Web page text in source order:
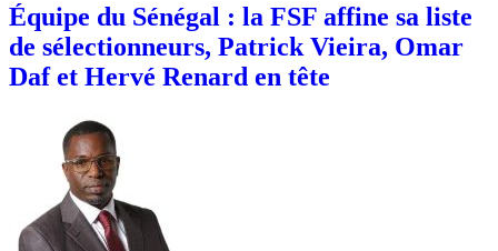
Équipe du Sénégal : la FSF affine sa liste
de sélectionneurs, Patrick Vieira, Omar
Daf et Hervé Renard en tête